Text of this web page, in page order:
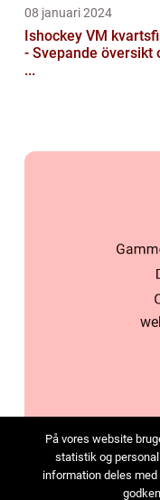
08 januari 2024
Ishockey VM
- Svepande översikt
...
På vores website
statistik og
information deles